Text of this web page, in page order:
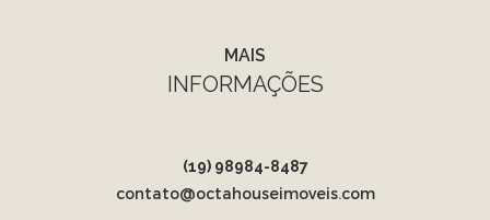
MAIS
INFORMAÇÕES
(19) 98984-8487
contato@octahouseimoveis.com